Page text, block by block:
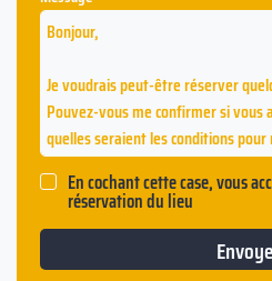
En cochant cette case, vous
réservation du lieu